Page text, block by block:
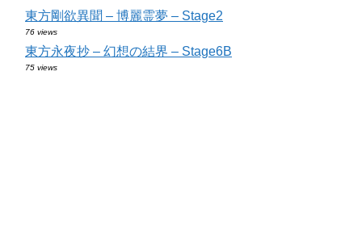
東方剛欲異聞 – 博麗霊夢 – Stage2
76 views
東方永夜抄 – 幻想の結界 – Stage6B
75 views